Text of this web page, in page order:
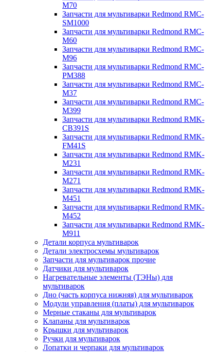
M70
Запчасти для мультиварки Redmond RMC-
SM1000
Запчасти для мультиварки Redmond RMC-
M60
Запчасти для мультиварки Redmond RMC-
M96
Запчасти для мультиварки Redmond RMC-
PM388
Запчасти для мультиварки Redmond RMC-
M37
Запчасти для мультиварки Redmond RMC-
M399
Запчасти для мультиварки Redmond RMK-
CB391S
Запчасти для мультиварки Redmond RMK-
FM41S
Запчасти для мультиварки Redmond RMK-
M231
Запчасти для мультиварки Redmond RMK-
M271
Запчасти для мультиварки Redmond RMK-
M451
Запчасти для мультиварки Redmond RMK-
M452
Запчасти для мультиварки Redmond RMK-
M911
Детали корпуса мультиварок
Детали электросхемы мультиварок
Запчасти для мультиварок прочие
Датчики для мультиварок
Нагревательные элементы (ТЭНы) для
мультиварок
Дно (часть корпуса нижняя) для мультиварок
Модули управления (платы) для мультиварок
Мерные стаканы для мультиварок
Клапаны для мультиварок
Крышки для мультиварок
Ручки для мультиварок
Лопатки и черпаки для мультиварок